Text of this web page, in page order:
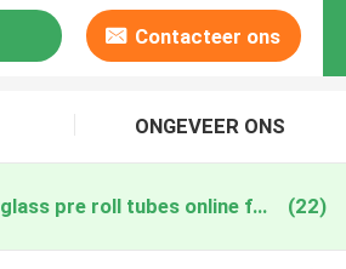
Contacteer ons
ONGEVEER ONS
custom color glass pre roll tubes online fabricage (22)